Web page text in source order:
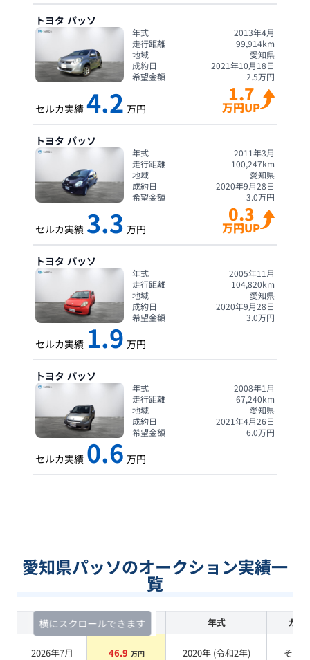
トヨタ パッソ
年式
2013年4月
走行距離
99,914km
地域
愛知県
成約日
2021年10月18日
希望金額
2.5万円
セルカ実績 4.2 万円
1.7
万円UP
トヨタ パッソ
年式
2011年3月
走行距離
100,247km
地域
愛知県
成約日
2020年9月28日
希望金額
3.0万円
セルカ実績 3.3 万円
0.3
万円UP
トヨタ パッソ
年式
2005年11月
走行距離
104,820km
地域
愛知県
成約日
2020年9月28日
希望金額
3.0万円
セルカ実績 1.9 万円
トヨタ パッソ
年式
2008年1月
走行距離
67,240km
地域
愛知県
成約日
2021年4月26日
希望金額
6.0万円
セルカ実績 0.6 万円
愛知県パッソのオークション実績一
覧
横にスクロールできます
査定時期 セルカ実績 年式 カラ
2026年7月 46.9 万円 2020年 (令和2年) その他